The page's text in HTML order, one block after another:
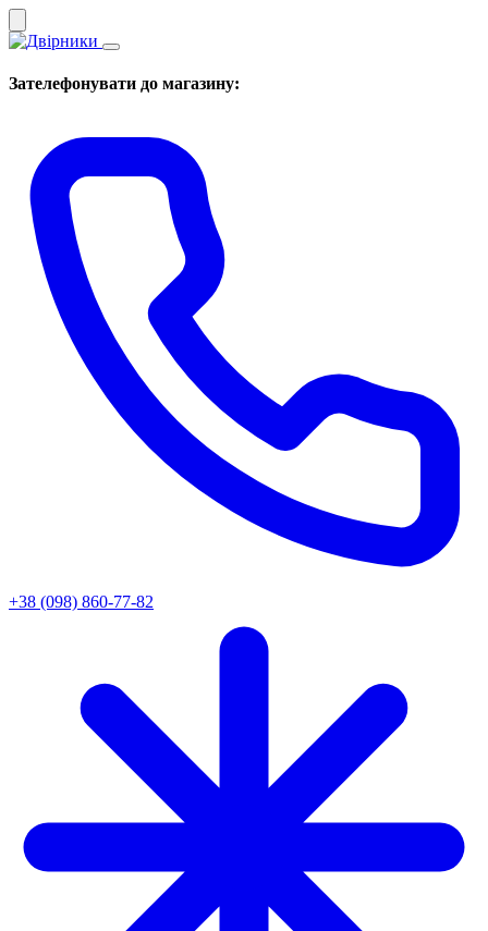
Зателефонувати до магазину:
+38 (098) 860-77-82